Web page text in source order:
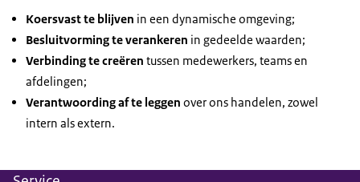
Koersvast te blijven in een dynamische omgeving;
Besluitvorming te verankeren in gedeelde waarden;
Verbinding te creëren tussen medewerkers, teams en
afdelingen;
Verantwoording af te leggen over ons handelen, zowel
intern als extern.